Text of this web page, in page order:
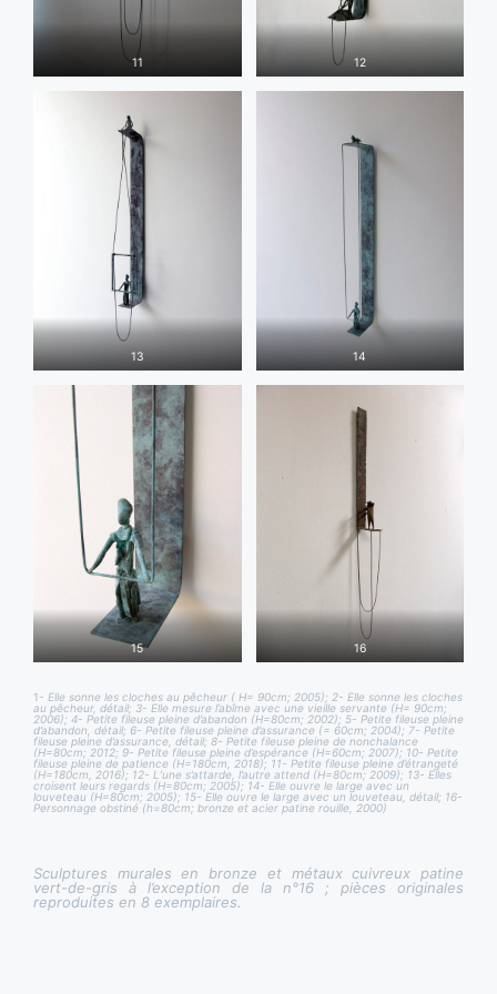
11 12
13 14
15 16
1- Elle sonne les cloches au pêcheur ( H= 90cm; 2005); 2- Elle sonne les cloches
au pêcheur, détail; 3- Elle mesure l’abîme avec une vieille servante (H= 90cm;
2006); 4- Petite fileuse pleine d’abandon (H=80cm; 2002); 5- Petite fileuse pleine
d’abandon, détail; 6- Petite fileuse pleine d’assurance (= 60cm; 2004); 7- Petite
fileuse pleine d’assurance, détail; 8- Petite fileuse pleine de nonchalance
(H=80cm; 2012; 9- Petite fileuse pleine d’espérance (H=60cm; 2007); 10- Petite
fileuse pleine de patience (H=180cm, 2018); 11- Petite fileuse pleine d’étrangeté
(H=180cm, 2016); 12- L’une s’attarde, l’autre attend (H=80cm; 2009); 13- Elles
croisent leurs regards (H=80cm; 2005); 14- Elle ouvre le large avec un
louveteau (H=80cm; 2005); 15- Elle ouvre le large avec un louveteau, détail; 16-
Personnage obstiné (h=80cm; bronze et acier patine rouille, 2000)
Sculptures murales en bronze et métaux cuivreux patine
vert-de-gris à l’exception de la n°16 ; pièces originales
reproduites en 8 exemplaires.